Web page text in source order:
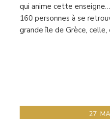
qui anime cette
160 personnes à se
grande île de Grèce, celle,
27